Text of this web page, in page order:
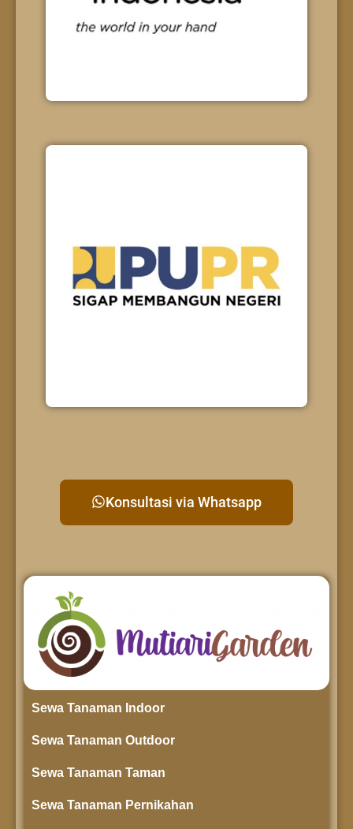
Konsultasi via Whatsapp
Sewa Tanaman Indoor
Sewa Tanaman Outdoor
Sewa Tanaman Taman
Sewa Tanaman Pernikahan